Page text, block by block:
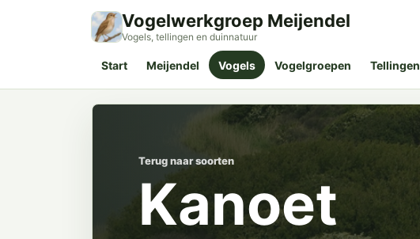
Vogelwerkgroep Meijendel
Vogels, tellingen en duinnatuur
Start Meijendel Vogels Vogelgroepen Tellingen
Terug naar soorten
Kanoet